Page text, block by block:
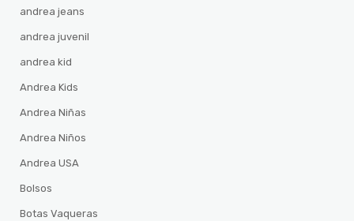
andrea jeans
andrea juvenil
andrea kid
Andrea Kids
Andrea Niñas
Andrea Niños
Andrea USA
Bolsos
Botas Vaqueras